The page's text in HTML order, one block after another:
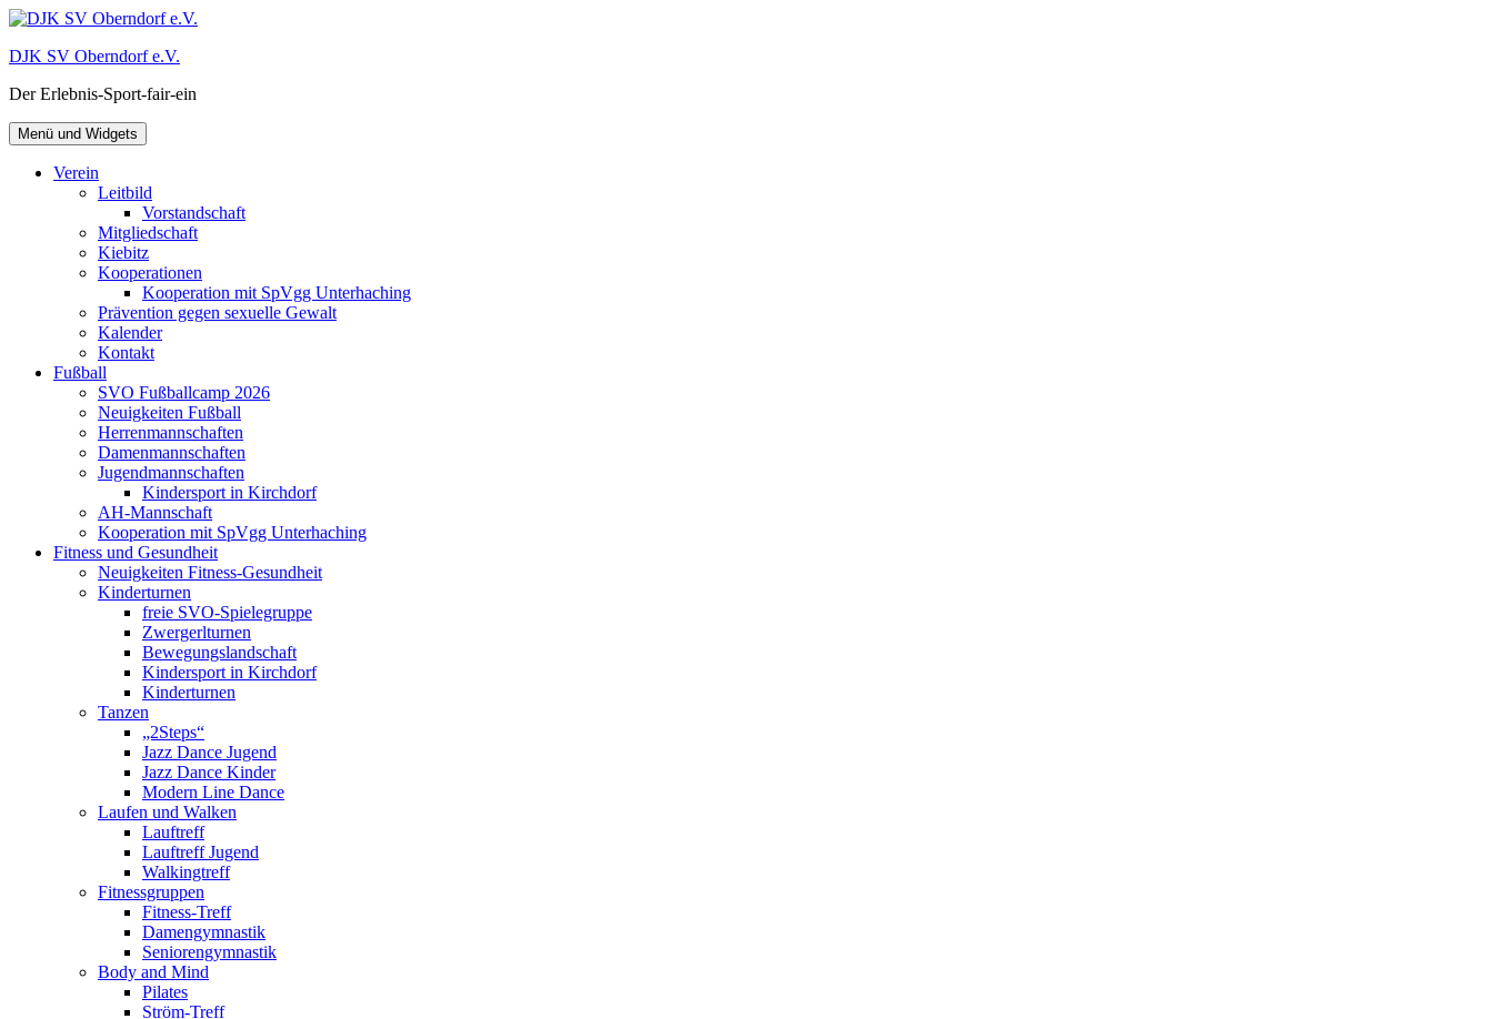
Zum
springen
DJK SV Oberndorf e.V.
Der Erlebnis-Sport-fair-ein
Menü und Widgets
Verein
Leitbild
Vorstandschaft
Mitgliedschaft
Kiebitz
Kooperationen
Kooperation mit SpVgg Unterhaching
Prävention gegen sexuelle Gewalt
Kalender
Kontakt
Fußball
SVO Fußballcamp 2026
Neuigkeiten Fußball
Herrenmannschaften
Damenmannschaften
Jugendmannschaften
Kindersport in Kirchdorf
AH-Mannschaft
Kooperation mit SpVgg Unterhaching
Fitness und Gesundheit
Neuigkeiten Fitness-Gesundheit
Kinderturnen
freie SVO-Spielegruppe
Zwergerlturnen
Bewegungslandschaft
Kindersport in Kirchdorf
Kinderturnen
Tanzen
„2Steps“
Jazz Dance Jugend
Jazz Dance Kinder
Modern Line Dance
Laufen und Walken
Lauftreff
Lauftreff Jugend
Walkingtreff
Fitnessgruppen
Fitness-Treff
Damengymnastik
Seniorengymnastik
Body and Mind
Pilates
Ström-Treff